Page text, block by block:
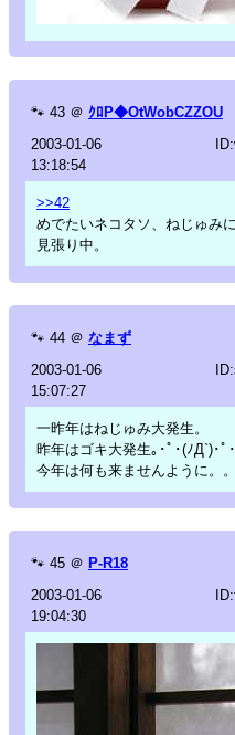
🐾 43 ＠ ｸﾛP◆OtWobCZZOU
2003-01-06
13:18:54
>>42
めでたいネコタソ、ねじゅみ
見張り中。
🐾 44 ＠ なまず
2003-01-06
15:07:27
一昨年はねじゅみ大発生。
昨年はゴキ大発生｡･ﾟ･(ﾉД`)･ﾟ
今年は何も来ませんように。。
🐾 45 ＠ P-R18
2003-01-06
19:04:30